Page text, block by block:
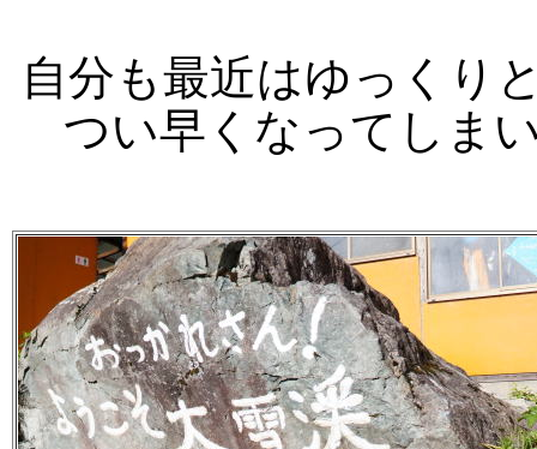
自分も最近はゆっくり
つい早くなってしま